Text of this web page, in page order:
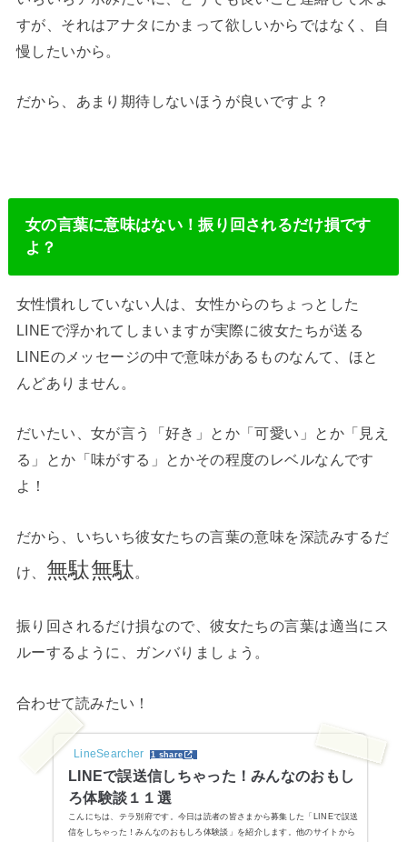
すが、それはアナタにかまって欲しいからではなく、自
慢したいから。
だから、あまり期待しないほうが良いですよ？
女の言葉に意味はない！振り回されるだけ損です
よ？
女性慣れしていない人は、女性からのちょっとした
LINEで浮かれてしまいますが実際に彼女たちが送る
LINEのメッセージの中で意味があるものなんて、ほと
んどありません。
だいたい、女が言う「好き」とか「可愛い」とか「見え
る」とか「味がする」とかその程度のレベルなんです
よ！
だから、いちいち彼女たちの言葉の意味を深読みするだ
け、 無駄無駄
振り回されるだけ損なので、彼女たちの言葉は適当にス
ルーするように、ガンバりましょう。
合わせて読みたい！
LineSearcher 1 share
LINEで誤送信しちゃった！みんなのおもし
ろ体験談１１選
こんにちは、テラ別府です。今日は読者の皆さまから募集した「LINEで誤送
信をしちゃった！みんなのおもしろ体験談」を紹介します。他のサイトから